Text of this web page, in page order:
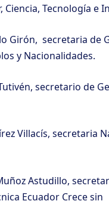
Ciencia, Tecnología e
Girón, secretaria de
y Nacionalidades.
secretario de
Villacís, secretaria
Astudillo,
Ecuador Crece sin